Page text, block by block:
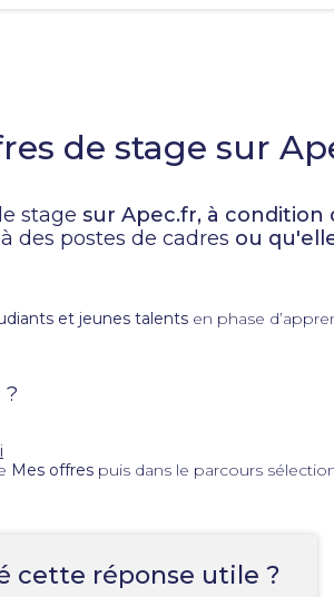
de stage sur
stage sur Apec.fr, à condition
des postes de cadres ou
et jeunes talents en phase
Mes offres puis dans le parcours
cette réponse utile ?